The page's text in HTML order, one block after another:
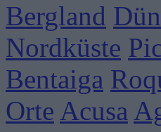
Bergland
Nordküste
Bentaiga
Orte Acusa